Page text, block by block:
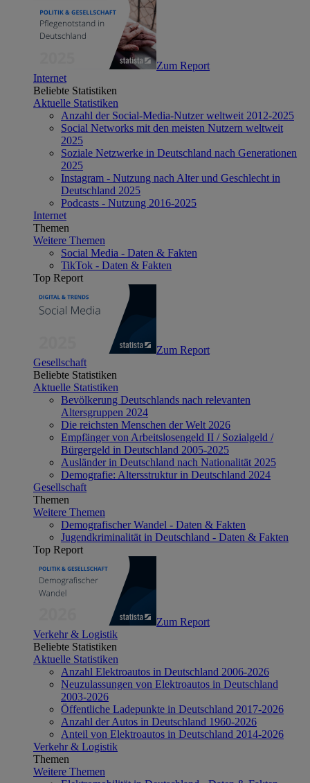
Zum Report
Internet
Beliebte Statistiken
Aktuelle Statistiken
Anzahl der Social-Media-Nutzer weltweit 2012-2025
Social Networks mit den meisten Nutzern weltweit
2025
Soziale Netzwerke in Deutschland nach Generationen
2025
Instagram - Nutzung nach Alter und Geschlecht in
Deutschland 2025
Podcasts - Nutzung 2016-2025
Internet
Themen
Weitere Themen
Social Media - Daten & Fakten
TikTok - Daten & Fakten
Top Report
Zum Report
Gesellschaft
Beliebte Statistiken
Aktuelle Statistiken
Bevölkerung Deutschlands nach relevanten
Altersgruppen 2024
Die reichsten Menschen der Welt 2026
Empfänger von Arbeitslosengeld II / Sozialgeld /
Bürgergeld in Deutschland 2005-2025
Ausländer in Deutschland nach Nationalität 2025
Demografie: Altersstruktur in Deutschland 2024
Gesellschaft
Themen
Weitere Themen
Demografischer Wandel - Daten & Fakten
Jugendkriminalität in Deutschland - Daten & Fakten
Top Report
Zum Report
Verkehr & Logistik
Beliebte Statistiken
Aktuelle Statistiken
Anzahl Elektroautos in Deutschland 2006-2026
Neuzulassungen von Elektroautos in Deutschland
2003-2026
Öffentliche Ladepunkte in Deutschland 2017-2026
Anzahl der Autos in Deutschland 1960-2026
Anteil von Elektroautos in Deutschland 2014-2026
Verkehr & Logistik
Themen
Weitere Themen